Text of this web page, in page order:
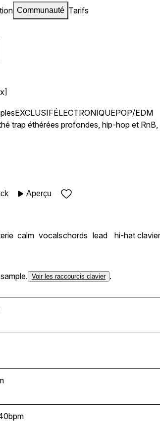
Communauté Tarifs
EXCLUSIFÉLECTRONIQUEPOP/EDM
trap éthérées profondes, hip-hop et
Aperçu
calm vocalschords lead hi-hat
Voir les raccourcis clavier .